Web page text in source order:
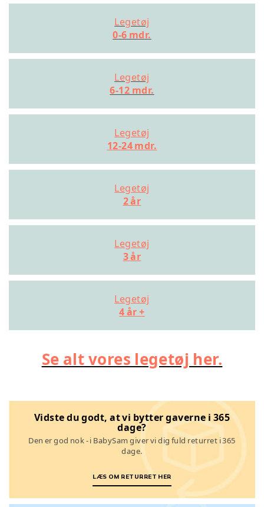
Legetøj
0-6 mdr.
Legetøj
6-12 mdr.
Legetøj
12-24 mdr.
Legetøj
2 år
Legetøj
3 år
Legetøj
4 år +
Se alt vores legetøj her.
Vidste du godt, at vi bytter gaverne i 365
dage?
Den er god nok - i BabySam giver vi dig fuld returret i 365
dage.
LÆS OM RETURRET HER